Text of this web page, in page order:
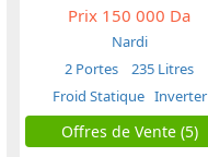
Prix 150 000 Da
Nardi
2 Portes
235 Litres
Froid Statique Inverter
Offres de Vente (5)